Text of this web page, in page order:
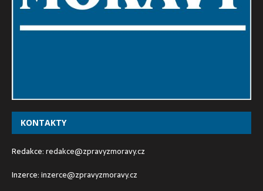
KONTAKTY
Redakce:redakce@zpravyzmoravy.cz
Inzerce:inzerce@zpravyzmoravy.cz